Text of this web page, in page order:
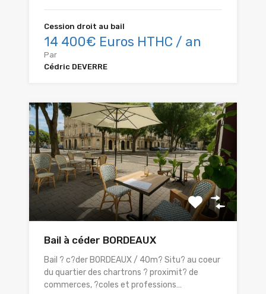
Cession droit au bail
14 400€ Euros HTHC / an
Par
Cédric DEVERRE
Bail à céder BORDEAUX
Bail ? c?der BORDEAUX / 40m? Situ? au coeur
du quartier des chartrons ? proximit? de
commerces, ?coles et professions…